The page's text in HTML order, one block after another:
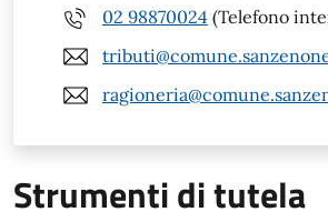
02 98870024 (Telefono
Strumenti di tutela